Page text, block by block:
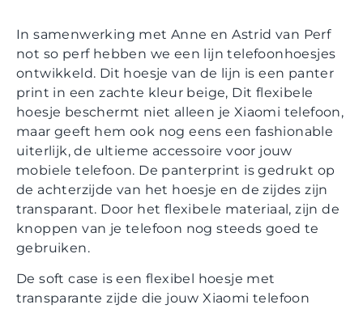
In samenwerking met Anne en Astrid van Perf
not so perf hebben we een lijn telefoonhoesjes
ontwikkeld. Dit hoesje van de lijn is een panter
print in een zachte kleur beige, Dit flexibele
hoesje beschermt niet alleen je Xiaomi telefoon,
maar geeft hem ook nog eens een fashionable
uiterlijk, de ultieme accessoire voor jouw
mobiele telefoon. De panterprint is gedrukt op
de achterzijde van het hoesje en de zijdes zijn
transparant. Door het flexibele materiaal, zijn de
knoppen van je telefoon nog steeds goed te
gebruiken.
De soft case is een flexibel hoesje met
transparante zijde die jouw Xiaomi telefoon